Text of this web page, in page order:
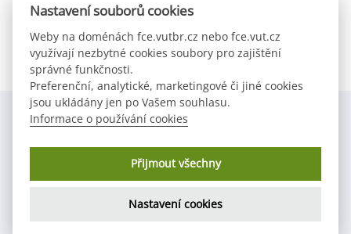
Field
Copyright © 2024 Studentská komora AS FAST VUT v Brně,
Nastavení souborů cookies
Weby na doménách fce.vutbr.cz nebo fce.vut.cz
využívají nezbytné cookies soubory pro zajištění
správné funkčnosti.
Preferenční, analytické, marketingové či jiné cookies
jsou ukládány jen po Vašem souhlasu.
Informace o používání cookies
Přijmout všechny
Nastavení cookies